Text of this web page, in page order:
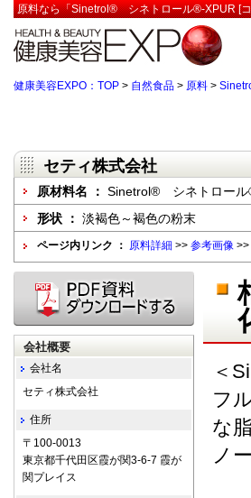
原料なら「Sinetrol® シネトロール®-XPUR [
健康美容EXPO：TOP > 自然食品 > 原料 >
セティ株式会社
原材料名 ： Sinetrol® シネトロール
形状 ： 淡褐色～褐色の粉末
ページ内リンク ： 原料詳細 >> 参考画像 >>
＜
フ
な
ノ
会社概要
会社名
セティ株式会社
住所
〒100-0013
東京都千代田区霞が関3-6-7 霞が
関プレイス